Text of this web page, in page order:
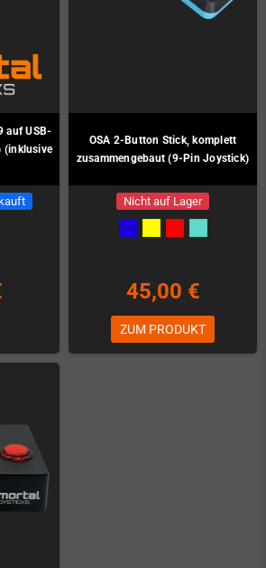
auf USB-
(inklusive
OSA 2-Button Stick, komplett
zusammengebaut (9-Pin Joystick)
Nicht auf Lager
45,00 €
ZUM PRODUKT